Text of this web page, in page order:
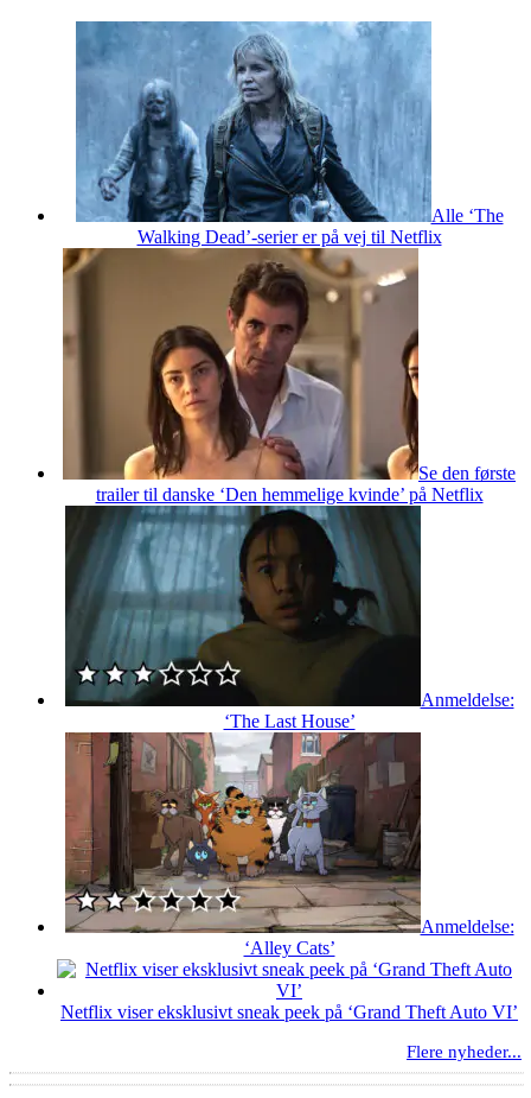
Alle ‘The
Walking Dead’-serier er på vej til Netflix
Se den første
trailer til danske ‘Den hemmelige kvinde’ på Netflix
Anmeldelse:
‘The Last House’
Anmeldelse:
‘Alley Cats’
Netflix viser eksklusivt sneak peek på ‘Grand Theft Auto VI’
Flere nyheder...